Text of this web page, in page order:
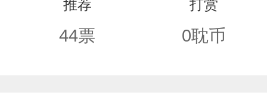
推荐
44票
打赏
0耽币